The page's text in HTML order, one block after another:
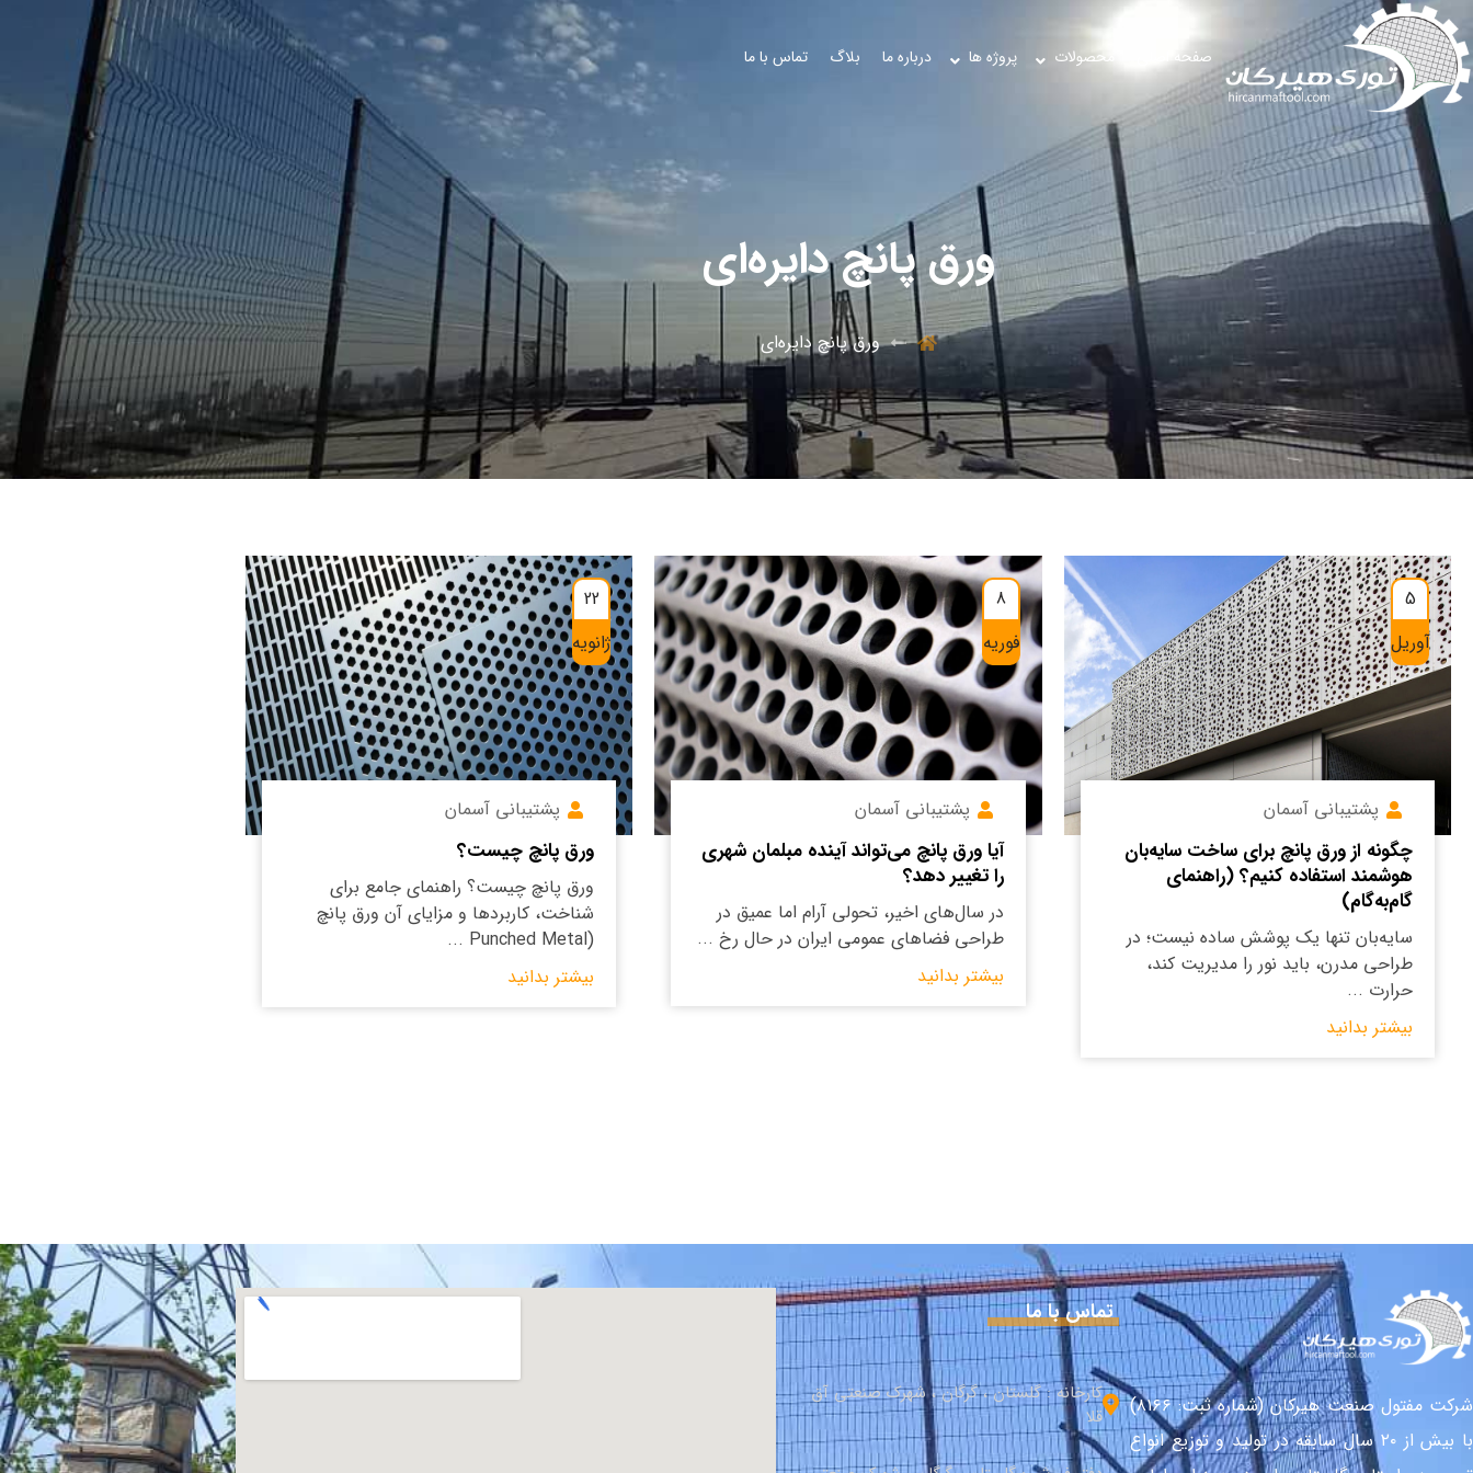
صفحه اصلی محصولات پروژه ها درباره ما بلاگ تماس با ما
ورق پانچ دایره‌ای
ورق پانچ دایره‌ای
5
آوریل
پشتیبانی آسمان
چگونه از ورق پانچ برای ساخت سایه‌بان
هوشمند استفاده کنیم؟ (راهنمای
گام‌به‌گام)
سایه‌بان تنها یک پوشش ساده نیست؛ در
طراحی مدرن، باید نور را مدیریت کند،
حرارت ...
بیشتر بدانید
8
فوریه
پشتیبانی آسمان
آیا ورق پانچ می‌تواند آینده مبلمان شهری
را تغییر دهد؟
در سال‌های اخیر، تحولی آرام اما عمیق در
طراحی فضاهای عمومی ایران در حال رخ ...
بیشتر بدانید
22
ژانویه
پشتیبانی آسمان
ورق پانچ چیست؟
ورق پانچ چیست؟ راهنمای جامع برای
شناخت، کاربردها و مزایای آن ورق پانچ
(Punched Metal ...
بیشتر بدانید
شرکت مفتول صنعت هیرکان (شماره ثبت: ۸۱۶۶)
با بیش از ۲۰ سال سابقه در تولید و توزیع انواع
تماس با ما
کارخانه : گلستان ، گرگان ، شهرک صنعتی آق
قلا